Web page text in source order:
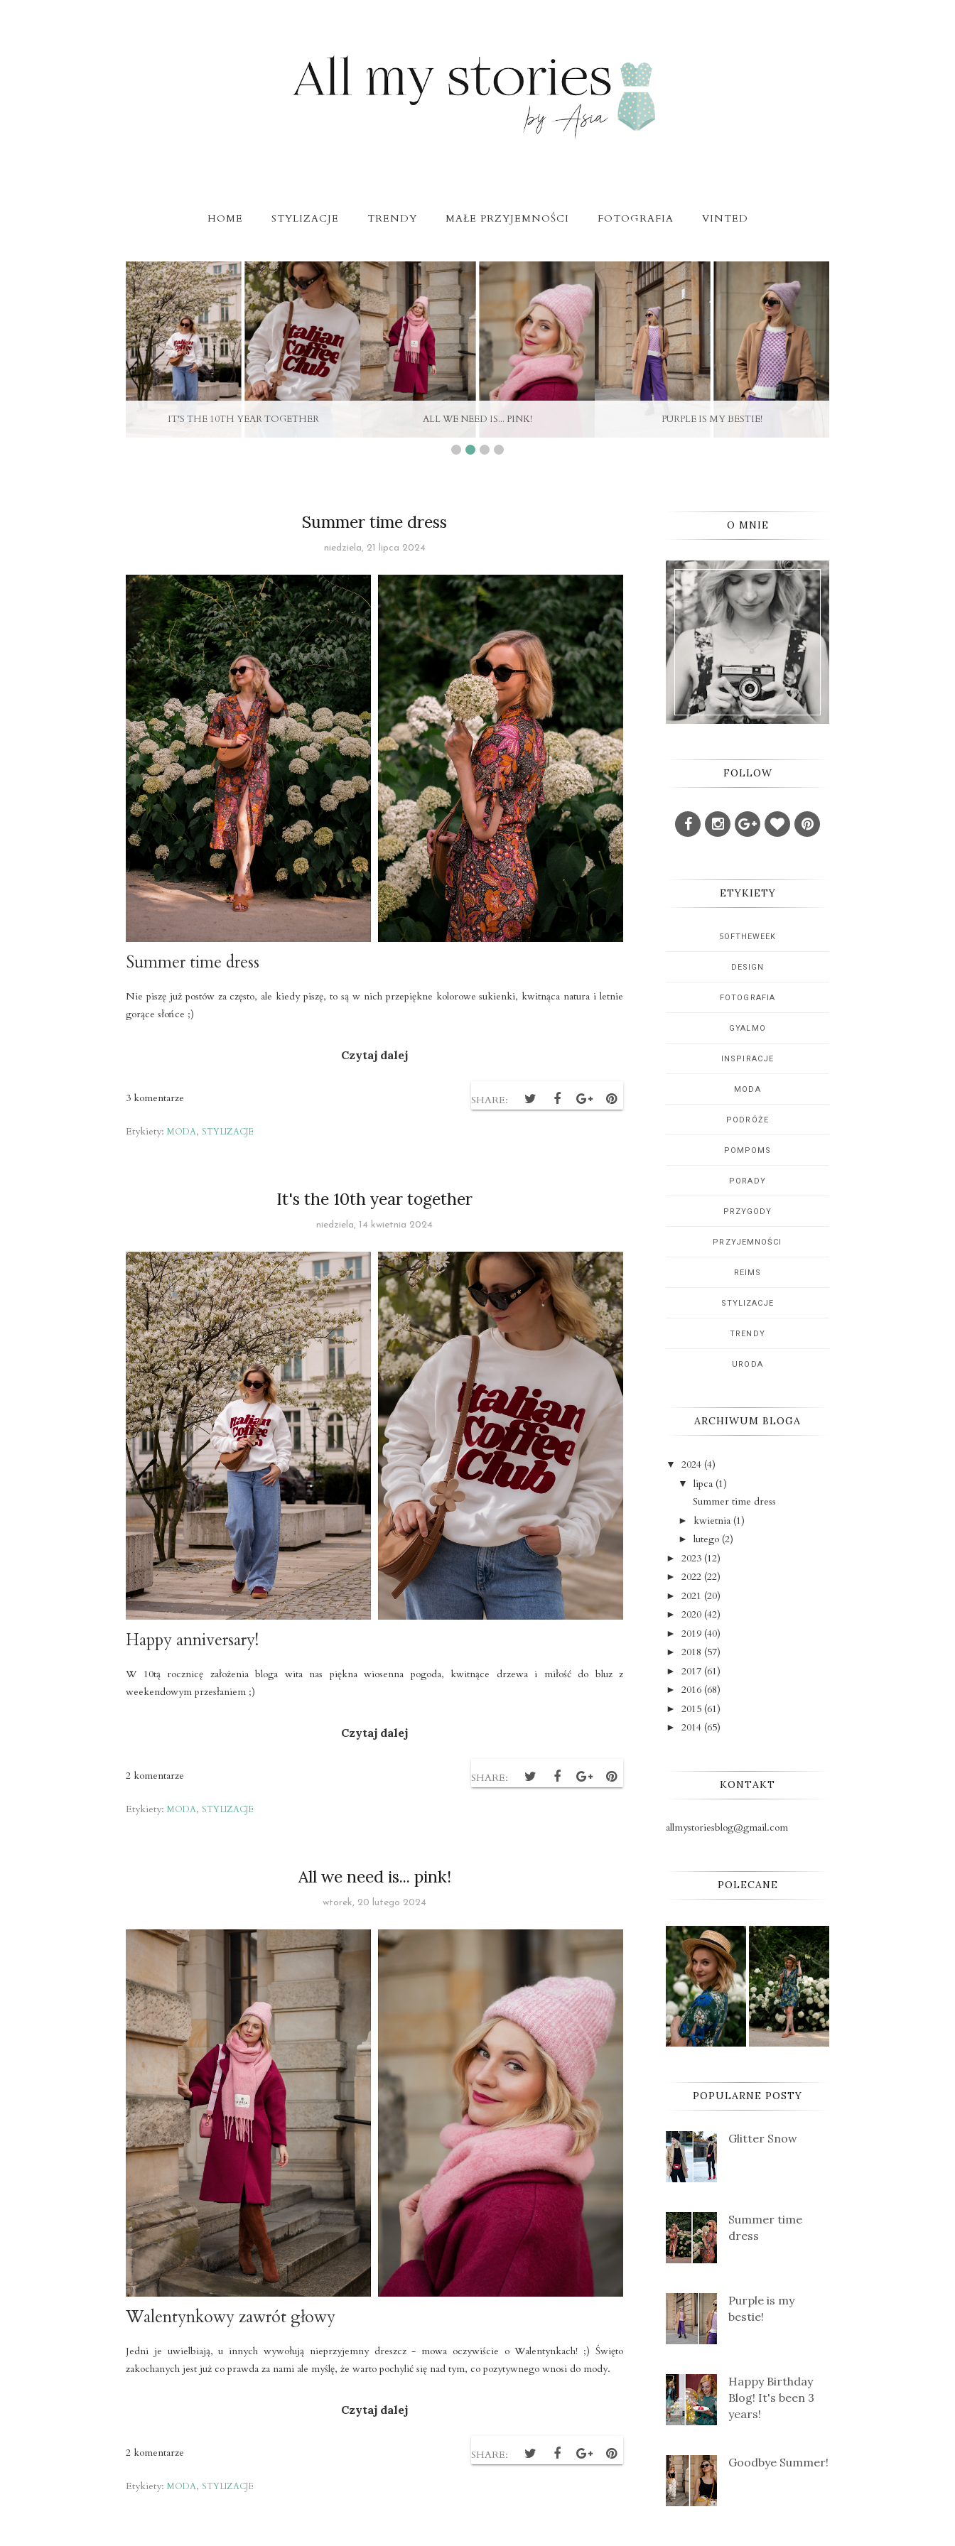
HOME STYLIZACJE TRENDY MAŁE PRZYJEMNOŚCI FOTOGRAFIA VINTED
IT'S THE 10TH YEAR TOGETHER ALL WE NEED IS... PINK!
Summer time dress
niedziela, 21 lipca 2024
Summer time dress
Nie piszę już postów za często, ale kiedy piszę, to są w nich przepiękne kolorowe sukienki, kwitnąca natura i letnie
gorące słońce ;)
Czytaj dalej
3 komentarze SHARE:
Etykiety: MODA, STYLIZACJE
It's the 10th year together
niedziela, 14 kwietnia 2024
Happy anniversary!
W 10tą rocznicę założenia bloga wita nas piękna wiosenna pogoda, kwitnące drzewa i miłość do bluz z
weekendowym przesłaniem ;)
Czytaj dalej
2 komentarze SHARE:
Etykiety: MODA, STYLIZACJE
All we need is... pink!
wtorek, 20 lutego 2024
Walentynkowy zawrót głowy
Jedni je uwielbiają, u innych wywołują nieprzyjemny dreszcz - mowa oczywiście o Walentynkach! ;) Święto
zakochanych jest już co prawda za nami ale myślę, że warto pochylić się nad tym, co pozytywnego wnosi do mody.
Czytaj dalej
2 komentarze SHARE:
Etykiety: MODA, STYLIZACJE
O MNIE
FOLLOW
ETYKIETY
5OFTHEWEEK
DESIGN
FOTOGRAFIA
GYALMO
INSPIRACJE
MODA
PODRÓŻE
POMPOMS
PORADY
PRZYGODY
PRZYJEMNOŚCI
REIMS
STYLIZACJE
TRENDY
URODA
ARCHIWUM BLOGA
▼ 2024 (4)
▼ lipca (1)
Summer time dress
► kwietnia (1)
► lutego (2)
► 2023 (12)
► 2022 (22)
► 2021 (20)
► 2020 (42)
► 2019 (40)
► 2018 (57)
► 2017 (61)
► 2016 (68)
► 2015 (61)
► 2014 (65)
KONTAKT
allmystoriesblog@gmail.com
POLECANE
POPULARNE POSTY
Glitter Snow
Summer time
dress
Purple is my
bestie!
Happy Birthday
Blog! It's been 3
years!
Goodbye Summer!